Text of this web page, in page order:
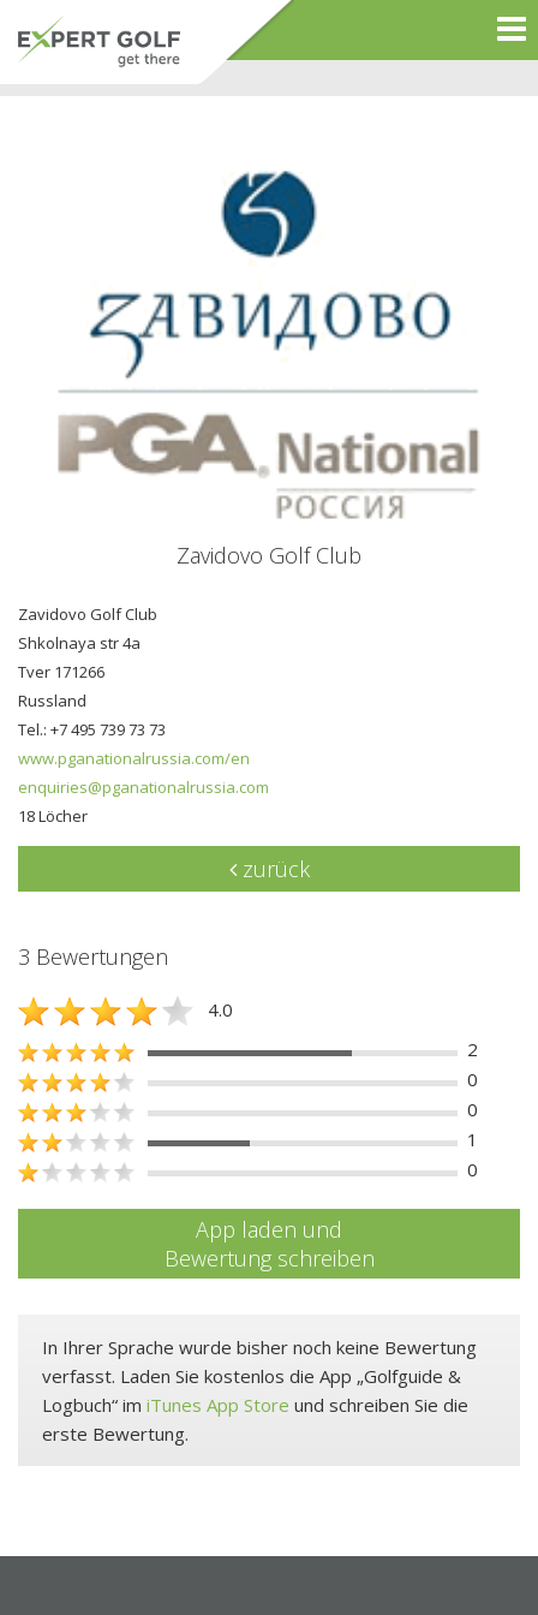
Zavidovo Golf Club
Zavidovo Golf Club
Shkolnaya str 4а
Tver 171266
Russland
Tel.: +7 495 739 73 73
www.pganationalrussia.com/en
enquiries@pganationalrussia.com
18 Löcher
zurück
3 Bewertungen
4.0
2
0
0
1
0
App laden und
Bewertung schreiben
In Ihrer Sprache wurde bisher noch keine Bewertung
verfasst. Laden Sie kostenlos die App „Golfguide &
Logbuch“ im iTunes App Store und schreiben Sie die
erste Bewertung.